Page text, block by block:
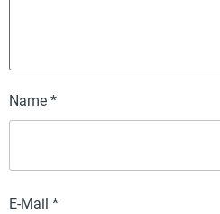
Name *
E-Mail *